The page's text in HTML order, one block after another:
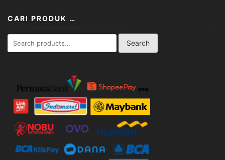
CARI PRODUK …
for:
Search